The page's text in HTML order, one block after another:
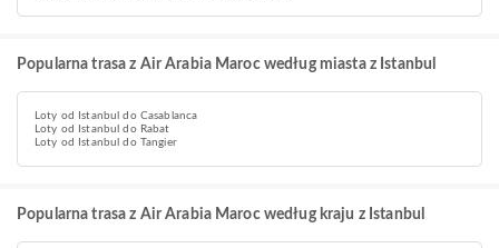
Popularna trasa z Air Arabia Maroc według miasta z Istanbul
Loty od Istanbul do Casablanca
Loty od Istanbul do Rabat
Loty od Istanbul do Tangier
Popularna trasa z Air Arabia Maroc według kraju z Istanbul